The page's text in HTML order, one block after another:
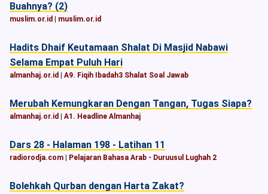
Buahnya? (2)
muslim.or.id muslim.or.id
Hadits Dhaif Keutamaan Shalat Di Masjid Nabawi
Selama Empat Puluh Hari
almanhaj.or.id A9. Fiqih Ibadah3 Shalat Soal Jawab
Merubah Kemungkaran Dengan Tangan, Tugas Siapa?
almanhaj.or.id A1. Headline Almanhaj
Dars 28 - Halaman 198 - Latihan 11
radiorodja.com Pelajaran Bahasa Arab - Duruusul Lughah 2
Bolehkah Qurban dengan Harta Zakat?